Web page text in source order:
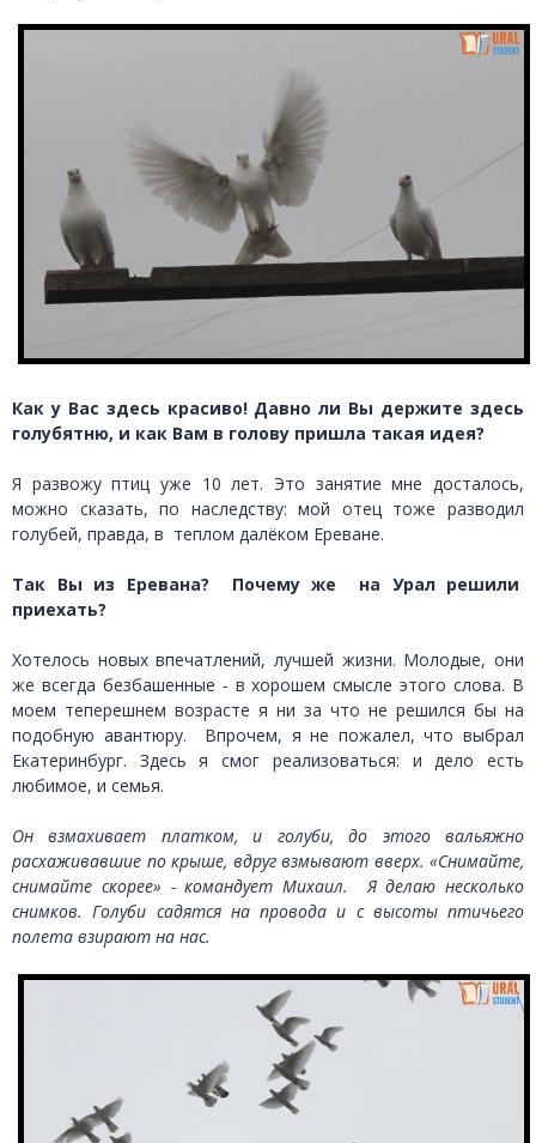
Как у Вас здесь красиво! Давно ли Вы держите здесь
голубятню, и как Вам в голову пришла такая идея?
Я развожу птиц уже 10 лет. Это занятие мне досталось,
можно сказать, по наследству: мой отец тоже разводил
голубей, правда, в теплом далёком Ереване.
Так Вы из Еревана? Почему же на Урал решили
приехать?
Хотелось новых впечатлений, лучшей жизни. Молодые, они
же всегда безбашенные - в хорошем смысле этого слова. В
моем теперешнем возрасте я ни за что не решился бы на
подобную авантюру. Впрочем, я не пожалел, что выбрал
Екатеринбург. Здесь я смог реализоваться: и дело есть
любимое, и семья.
Он взмахивает платком, и голуби, до этого вальяжно
расхаживавшие по крыше, вдруг взмывают вверх. «Снимайте,
снимайте скорее» - командует Михаил. Я делаю несколько
снимков. Голуби садятся на провода и с высоты птичьего
полета взирают на нас.